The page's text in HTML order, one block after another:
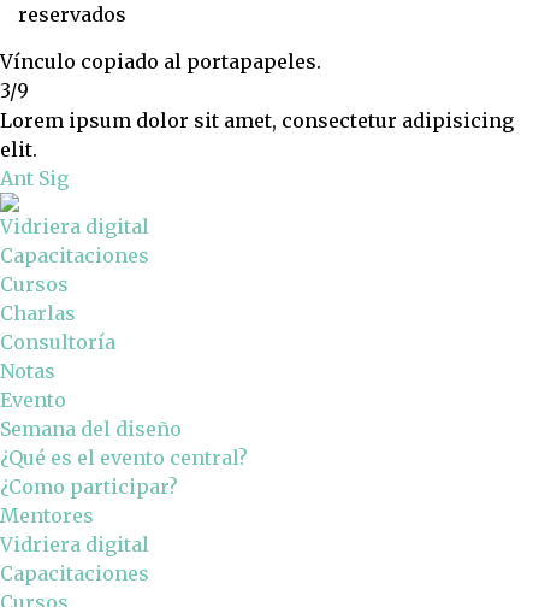
reservados
Vínculo copiado al portapapeles.
3/9
Lorem ipsum dolor sit amet, consectetur adipisicing
elit.
Ant Sig
Vidriera digital
Capacitaciones
Cursos
Charlas
Consultoría
Notas
Evento
Semana del diseño
¿Qué es el evento central?
¿Como participar?
Mentores
Vidriera digital
Capacitaciones